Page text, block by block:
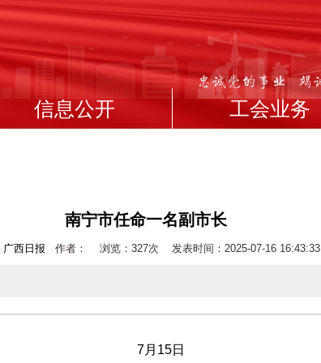
信息公开 工会业务
南宁市任命一名副市长
广西日报 作者： 浏览： 327次 发表时间：2025-07-16 16:43:33
7月15日